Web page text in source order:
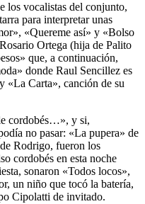
los vocalistas del conjunto,
para interpretar unas
«Quereme así» y «Bolso
Ortega (hija de Palito
que, a continuación,
donde Raul Sencillez es
«La Carta», canción de su
cordobés…», y si,
no pasar: «La pupera» de
Rodrigo, fueron los
cordobés en esta noche
sonaron «Todos locos»,
un niño que tocó la batería,
Cipolatti de invitado.